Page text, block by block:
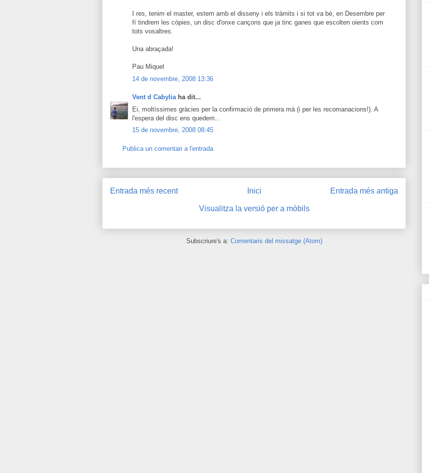
I res, tenim el master, estem amb el disseny i els tràmits i si tot va bé, en Desembre per
fí tindrem les còpies, un disc d'onxe cançons que ja tinc ganes que escolten oients com
tots vosaltres.
Una abraçada!
Pau Miquel
14 de novembre, 2008 13:36
Vent d Cabyliaha dit...
Ei, moltíssimes gràcies per la confirmació de primera mà (i per les recomanacions!). A
l'espera del disc ens quedem...
15 de novembre, 2008 08:45
Publica un comentari a l'entrada
Entrada més recent Entrada més antiga
Inici
Visualitza la versió per a mòbils
Subscriure's a: Comentaris del missatge (Atom)